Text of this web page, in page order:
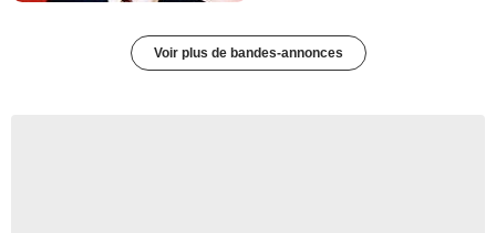
Voir plus de bandes-annonces